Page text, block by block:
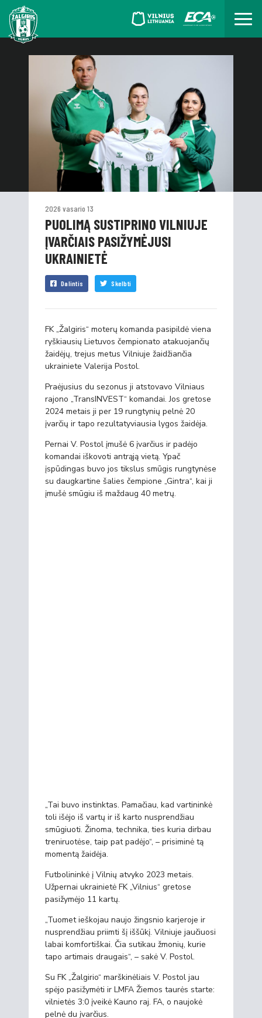
2026 vasario 13
PUOLIMĄ SUSTIPRINO VILNIUJE
ĮVARČIAIS PASIŽYMĖJUSI
UKRAINIETĖ
Dalintis Skelbti
FK „Žalgiris“ moterų komanda pasipildė viena
ryškiausių Lietuvos čempionato atakuojančių
žaidėjų, trejus metus Vilniuje žaidžiančia
ukrainiete Valerija Postol.
Praėjusius du sezonus ji atstovavo Vilniaus
rajono „TransINVEST“ komandai. Jos gretose
2024 metais ji per 19 rungtynių pelnė 20
įvarčių ir tapo rezultatyviausia lygos žaidėja.
Pernai V. Postol įmušė 6 įvarčius ir padėjo
komandai iškovoti antrąją vietą. Ypač
įspūdingas buvo jos tikslus smūgis rungtynėse
su daugkartine šalies čempione „Gintra“, kai ji
įmušė smūgiu iš maždaug 40 metrų.
„Tai buvo instinktas. Pamačiau, kad vartininkė
toli išėjo iš vartų ir iš karto nusprendžiau
smūgiuoti. Žinoma, technika, ties kuria dirbau
treniruotėse, taip pat padėjo“, – prisiminė tą
momentą žaidėja.
Futbolininkė į Vilnių atvyko 2023 metais.
Užpernai ukrainietė FK „Vilnius“ gretose
pasižymėjo 11 kartų.
„Tuomet ieškojau naujo žingsnio karjeroje ir
nusprendžiau priimti šį iššūkį. Vilniuje jaučiuosi
labai komfortiškai. Čia sutikau žmonių, kurie
tapo artimais draugais“, – sakė V. Postol.
Su FK „Žalgirio“ marškinėliais V. Postol jau
spėjo pasižymėti ir LMFA Žiemos taurės starte:
vilnietės 3:0 įveikė Kauno raj. FA, o naujokė
pelnė du įvarčius.